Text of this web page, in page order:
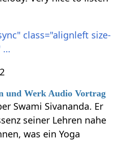
class="alignleft size-
…
und Werk Audio Vortrag
Swami Sivananda. Er
seiner Lehren nahe
was ein Yoga